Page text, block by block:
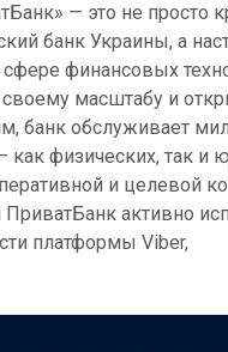
— это не просто
банк Украины, а
финансовых
своему масштабу и
банк обслуживает
как физических, так и
и целевой
активно
платформы Viber,